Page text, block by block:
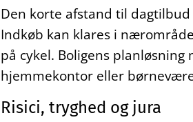
Den korte afstand til
Indkøb kan klares i
på cykel. Boligens
hjemmekontor eller
Risici, tryghed og jura